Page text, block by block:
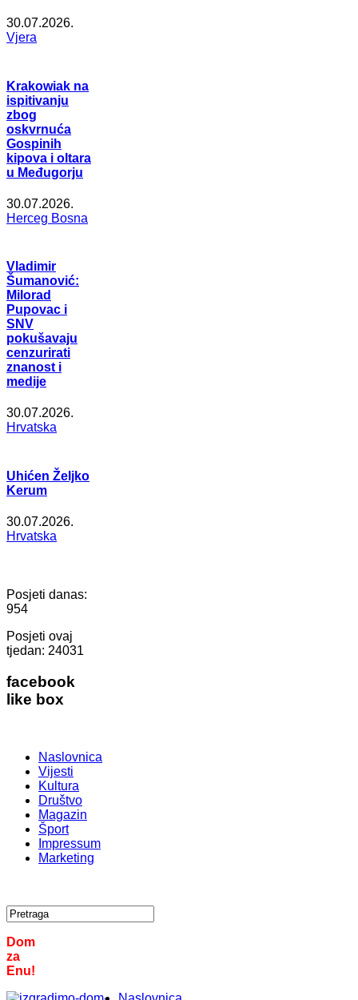
30.07.2026.
Vjera
Krakowiak na
ispitivanju
zbog
oskvrnuća
Gospinih
kipova i oltara
u Međugorju
30.07.2026.
Herceg Bosna
Vladimir
Šumanović:
Milorad
Pupovac i
SNV
pokušavaju
cenzurirati
znanost i
medije
30.07.2026.
Hrvatska
Uhićen Željko
Kerum
30.07.2026.
Hrvatska
Posjeti danas:
954
Posjeti ovaj
tjedan: 24031
facebook
like box
Naslovnica
Vijesti
Kultura
Društvo
Magazin
Šport
Impressum
Marketing
Dom
za
Enu!